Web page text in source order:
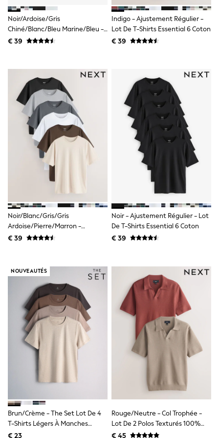
Crocs
Havaianas
Pour Moi
Rayban
New in from Next
New In
Trending: Top & Short Sets
Trending: Clogs
Toy Story
THE SET
50 - 92cm
98 - 110cm
116 - 134cm
140 - 174cm
All Clothing
T-Shirts
Shorts & Skirts
Coats & Jackets
Sweatshirts & Hoodies
Knitwear
Trousers & Leggings
Sets & Outfits
Jumpsuits & Playsuits
Shirts & Blouses
Swimwear
Sportswear
Dungarees
Multipacks
All Holiday Shop
Tops
Sandals & Sliders
Sun Safe Swimwear
Sun Hats & Caps
Denim Jackets
Raincoats
Noir/ardoise/Gris
Chiné/Blanc/bleu Marine/Bleu -
Slim Fit (Slim Fit) - Lot De T-Shirts
€ 39
Indigo - Ajustement Régulier -
Lot De T-Shirts Essential 6 Coton
€ 39
Noir/blanc/gris/gris
Ardoise/pierre/marron -
Ajustement Régulier - Lot De T-
€ 39
Noir - Ajustement Régulier - Lot
De T-Shirts Essential 6 Coton
€ 39
NOUVEAUTÉS
Brun/Crème - The Set Lot De 4
T-Shirts Légers À Manches
Courtes
€ 23
Rouge/neutre - Col Trophée -
Lot De 2 Polos Texturés 100%
Coton
€ 45